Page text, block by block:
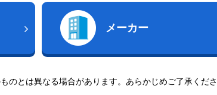
メーカー
とは異なる場合があります。あらかじめご了承くださ